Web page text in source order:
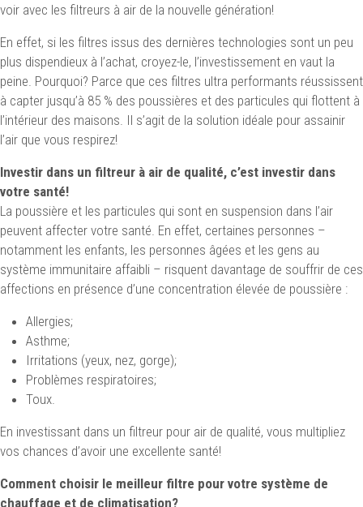
voir avec les filtreurs à air de la nouvelle génération!
En effet, si les filtres issus des dernières technologies sont un peu
plus dispendieux à l’achat, croyez-le, l’investissement en vaut la
peine. Pourquoi? Parce que ces filtres ultra performants réussissent
à capter jusqu’à 85 % des poussières et des particules qui flottent à
l’intérieur des maisons. Il s’agit de la solution idéale pour assainir
l’air que vous respirez!
Investir dans un filtreur à air de qualité, c’est investir dans
votre santé!
La poussière et les particules qui sont en suspension dans l’air
peuvent affecter votre santé. En effet, certaines personnes –
notamment les enfants, les personnes âgées et les gens au
système immunitaire affaibli – risquent davantage de souffrir de ces
affections en présence d’une concentration élevée de poussière :
Allergies;
Asthme;
Irritations (yeux, nez, gorge);
Problèmes respiratoires;
Toux.
En investissant dans un filtreur pour air de qualité, vous multipliez
vos chances d’avoir une excellente santé!
Comment choisir le meilleur filtre pour votre système de
chauffage et de climatisation?